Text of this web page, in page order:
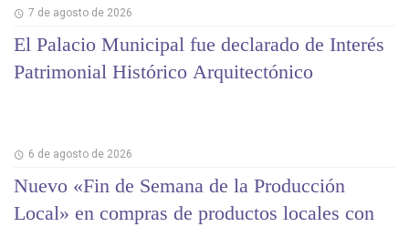
7 de agosto de 2026
El Palacio Municipal fue declarado de Interés
Patrimonial Histórico Arquitectónico
6 de agosto de 2026
Nuevo «Fin de Semana de la Producción
Local» en compras de productos locales con